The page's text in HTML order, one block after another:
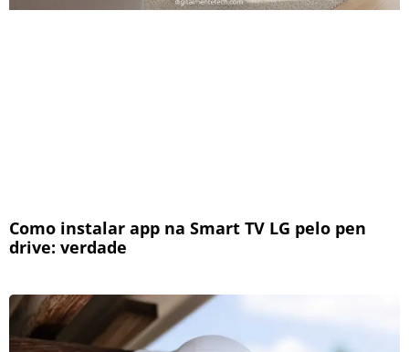
Como instalar app na Smart TV LG pelo pen
drive: verdade